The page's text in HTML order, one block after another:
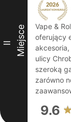
II Miejsce
Vape &
oferujący
ulicy
szeroką
zarówno
9.6